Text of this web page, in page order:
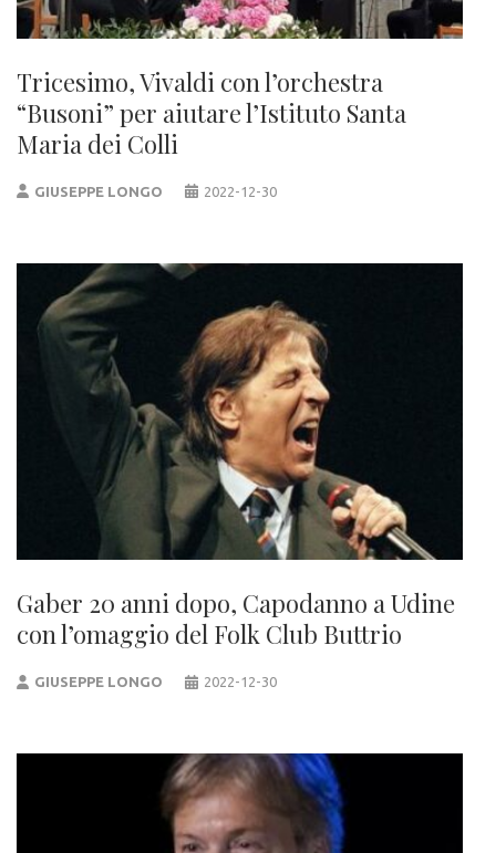
Tricesimo, Vivaldi con l’orchestra
“Busoni” per aiutare l’Istituto Santa
Maria dei Colli
GIUSEPPE LONGO 2022-12-30
Gaber 20 anni dopo, Capodanno a Udine
con l’omaggio del Folk Club Buttrio
GIUSEPPE LONGO 2022-12-30